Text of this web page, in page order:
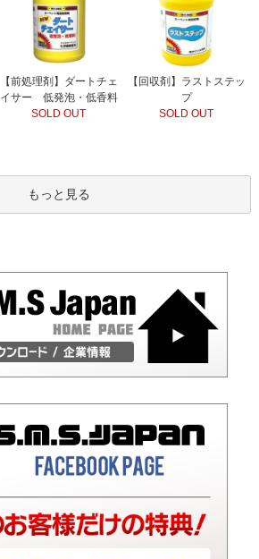
【前処理剤】ダートチェ
イサー 低発泡・低香料
SOLD OUT
【回収剤】ラストステッ
プ
SOLD OUT
もっと見る